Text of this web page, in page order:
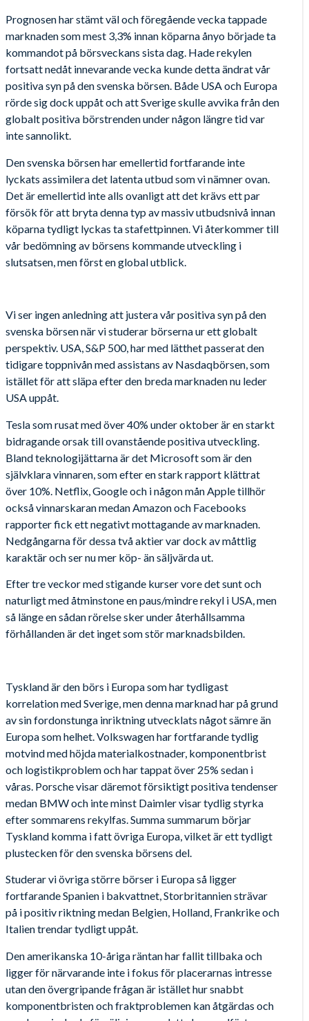
Prognosen har stämt väl och föregående vecka tappade
marknaden som mest 3,3% innan köparna ånyo började ta
kommandot på börsveckans sista dag. Hade rekylen
fortsatt nedåt innevarande vecka kunde detta ändrat vår
positiva syn på den svenska börsen. Både USA och Europa
rörde sig dock uppåt och att Sverige skulle avvika från den
globalt positiva börstrenden under någon längre tid var
inte sannolikt.
Den svenska börsen har emellertid fortfarande inte
lyckats assimilera det latenta utbud som vi nämner ovan.
Det är emellertid inte alls ovanligt att det krävs ett par
försök för att bryta denna typ av massiv utbudsnivå innan
köparna tydligt lyckas ta stafettpinnen. Vi återkommer till
vår bedömning av börsens kommande utveckling i
slutsatsen, men först en global utblick.
Vi ser ingen anledning att justera vår positiva syn på den
svenska börsen när vi studerar börserna ur ett globalt
perspektiv. USA, S&P 500, har med lätthet passerat den
tidigare toppnivån med assistans av Nasdaqbörsen, som
istället för att släpa efter den breda marknaden nu leder
USA uppåt.
Tesla som rusat med över 40% under oktober är en starkt
bidragande orsak till ovanstående positiva utveckling.
Bland teknologijättarna är det Microsoft som är den
självklara vinnaren, som efter en stark rapport klättrat
över 10%. Netflix, Google och i någon mån Apple tillhör
också vinnarskaran medan Amazon och Facebooks
rapporter fick ett negativt mottagande av marknaden.
Nedgångarna för dessa två aktier var dock av måttlig
karaktär och ser nu mer köp- än säljvärda ut.
Efter tre veckor med stigande kurser vore det sunt och
naturligt med åtminstone en paus/mindre rekyl i USA, men
så länge en sådan rörelse sker under återhållsamma
förhållanden är det inget som stör marknadsbilden.
Tyskland är den börs i Europa som har tydligast
korrelation med Sverige, men denna marknad har på grund
av sin fordonstunga inriktning utvecklats något sämre än
Europa som helhet. Volkswagen har fortfarande tydlig
motvind med höjda materialkostnader, komponentbrist
och logistikproblem och har tappat över 25% sedan i
våras. Porsche visar däremot försiktigt positiva tendenser
medan BMW och inte minst Daimler visar tydlig styrka
efter sommarens rekylfas. Summa summarum börjar
Tyskland komma i fatt övriga Europa, vilket är ett tydligt
plustecken för den svenska börsens del.
Studerar vi övriga större börser i Europa så ligger
fortfarande Spanien i bakvattnet, Storbritannien strävar
på i positiv riktning medan Belgien, Holland, Frankrike och
Italien trendar tydligt uppåt.
Den amerikanska 10-åriga räntan har fallit tillbaka och
ligger för närvarande inte i fokus för placerarnas intresse
utan den övergripande frågan är istället hur snabbt
komponentbristen och fraktproblemen kan åtgärdas och